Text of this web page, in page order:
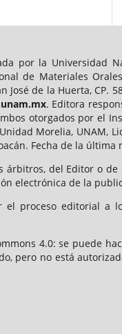
por la Universidad
de Materiales
de la Huerta, CP.
. Editora
otorgados por el
Morelia, UNAM,
Fecha de la
del Editor o
electrónica de la
el proceso editorial a
4.0: se puede
pero no está